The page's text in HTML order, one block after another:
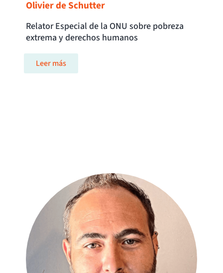
Olivier de Schutter
Relator Especial de la ONU sobre pobreza
extrema y derechos humanos
Leer más